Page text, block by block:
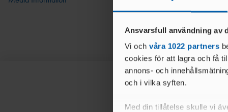
Ansvarsfull användning av
Vi och våra 1022 partners
cookies för att lagra och få
annons- och
och i vilka syften.
Med din tillåtelse skulle vi